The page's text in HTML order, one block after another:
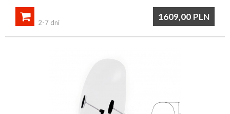
1609,00 PLN

2-7 dni